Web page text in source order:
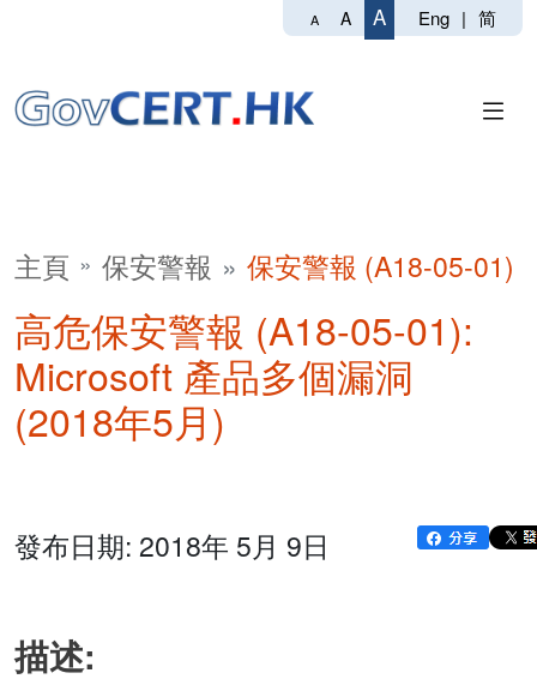
A A A Eng | 简
主頁 保安警報 保安警報 (A18-05-01)
高危保安警報 (A18-05-01):
Microsoft 產品多個漏洞
(2018年5月)
發布日期: 2018年 5月 9日
描述: